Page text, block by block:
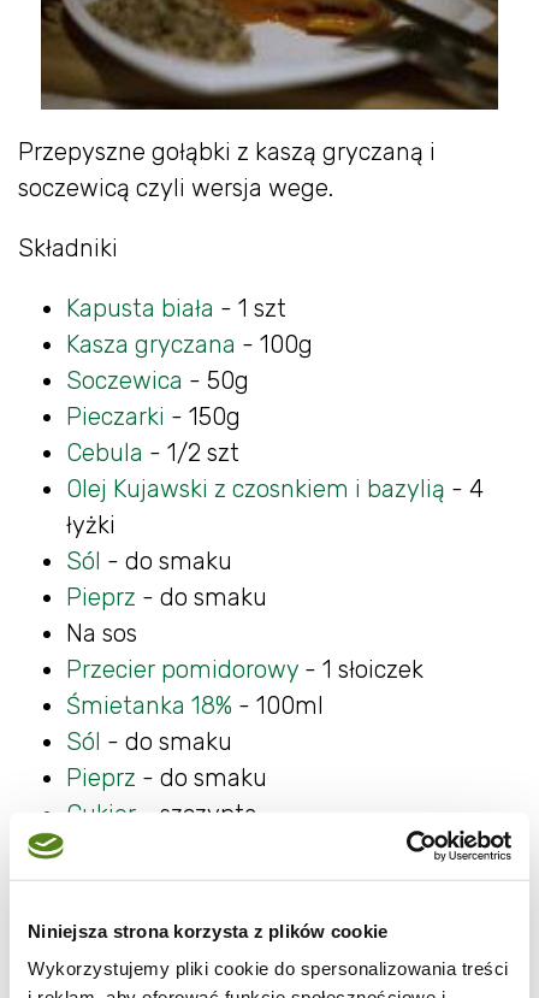
Niniejsza strona korzysta z plików cookie
Wykorzystujemy pliki cookie do spersonalizowania treści
Przepyszne gołąbki z kaszą gryczaną i
soczewicą czyli wersja wege.
Składniki
Kapusta biała - 1 szt
Kasza gryczana - 100g
Soczewica - 50g
Pieczarki - 150g
Cebula - 1/2 szt
Olej Kujawski z czosnkiem i bazylią - 4
łyżki
Sól - do smaku
Pieprz - do smaku
Na sos
Przecier pomidorowy - 1 słoiczek
Śmietanka 18% - 100ml
Sól - do smaku
Pieprz - do smaku
Cukier - szczypta
Masło- 2 łyżki
Bulion- 1 litr
Sposób przygotowania